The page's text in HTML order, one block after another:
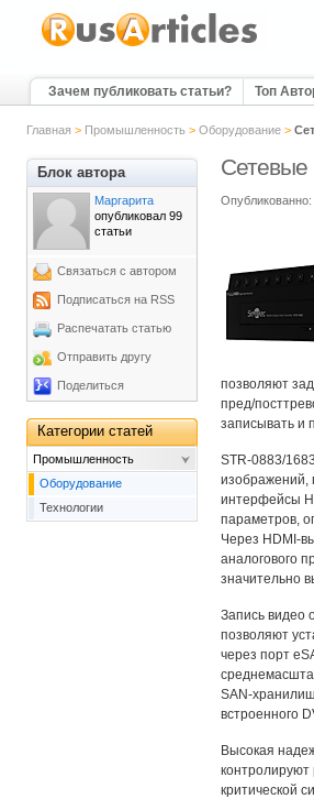
Зачем публиковать статьи? Топ
Главная > Промышленность > Оборудование>
позволяют
пред/
записывать и
STR-0883/
изображений,
интерфейсы
параметров,
Через HDMI-
аналогового
значительно
Запись видео
позволяют
через порт
SAN-
встроенного
Высокая
контролируют
критической
Блок автора
Маргарита
опубликовал 99
статьи
Связаться с автором
Подписаться на RSS
Распечатать статью
Отправить другу
Поделиться
Категории статей
Промышленность
Оборудование
Технологии